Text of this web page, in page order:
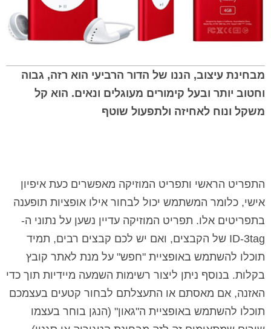
מבחינת עיצוב, הננו של הדור הרביעי הוא רזה, גבוה
וחטוב יותר ובעל קימורים מעוגלים ונאים. הוא קל
משקל ונוח לאחיזה ולתפעול שוטף
התפריט הראשי ותפריט המוזיקה מאפשרים כעת איפיון
אישי, כלומר המשתמש יכול לבחור אילו אופציות תופענה
בתפריטים אלו. תפריט המוזיקה עדיין נשען על נתוני ה-
ID-3tag של הקבצים, ואם יש לכם קבצים רבים, תמיד
תוכלו להשתמש באופציית "חפש" על מנת לאתר קובץ
בקלות. בנוסף ניתן ליצור רשימות השמעה מיידיות תוך כדי
האזנה, אם מאסתם או התעצלתם לבחור קטעים בעצמכם
תוכלו להשתמש באופציית ה"גאון" (הנגן בוחר בעצמו